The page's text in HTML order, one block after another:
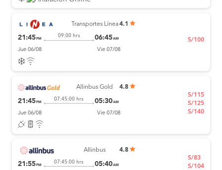
Transportes Línea 4.1
21:45PM
09:00 hrs 06:45AM
Jue 06/08 Vie 07/08
S/100
Allinbus Gold 4.8
21:45 PM
07:45:00 hrs 05:30AM
Jue 06/08 Vie 07/08
S/115
S/125
S/140
Allinbus 4.8
21:55 PM
07:45:00 hrs 05:40AM
S/83
S/104